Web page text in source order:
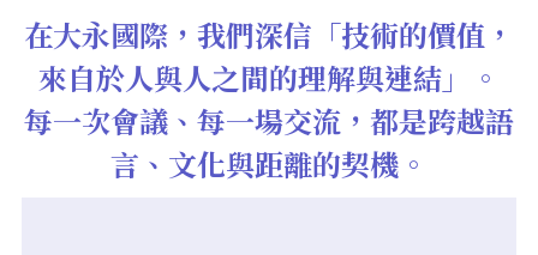
繁體中文
繁體中文
English
English
在大永國際，我們深信「技術的價值，
來自於人與人之間的理解與連結」。
每一次會議、每一場交流，都是跨越語
言、文化與距離的契機。